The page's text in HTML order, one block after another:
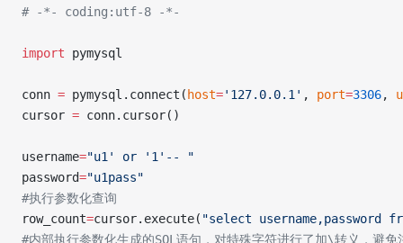
# -*- coding:utf-8 -*-
import pymysql
conn = pymysql.connect( host='127.0.0.1' , port=3306,
cursor = conn.cursor()
username="u1' or '1'-- "
password="u1pass"
#执行参数化查询
row_count=cursor.execute( "select username,password
#内部执行参数化生成的SQL语句，对特殊字符进行了加\转义，避免